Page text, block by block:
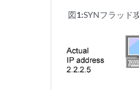
図1:SYNフラッド